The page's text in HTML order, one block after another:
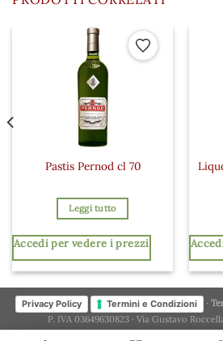
Aggiungi ai
Pastis Pernod cl 70
Leggi tutto
Accedi per vedere i prezzi
Privacy Policy Termini e Condizioni ·
P. IVA 03649630823 · Via Gustavo